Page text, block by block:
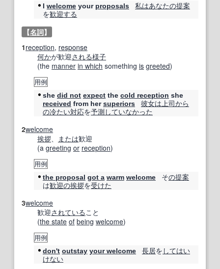
I welcome your proposals 私はあなたの提案
を歓迎する
【名詞】
1reception, response
何かが歓迎される様子
(the manner in which something is greeted)
用例
she did not expect the cold reception she
received from hersuperiors 彼女は上司から
の冷たい対応を予測していなかった
2welcome
挨拶、 または歓迎
(a greeting or reception)
用例
the proposal got a warm welcome その提案
は歓迎の挨拶を受けた
3welcome
歓迎されていること
(the state of being welcome)
用例
don't outstay your welcome 長居を してはい
けない